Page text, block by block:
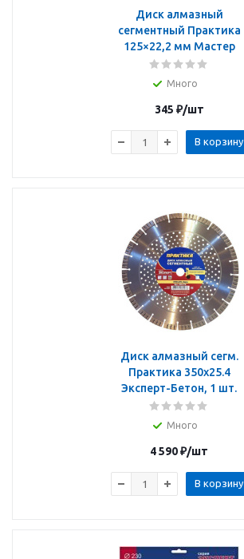
Диск алмазный
сегментный Практика
125×22,2 мм Мастер
Много
345 ₽/шт
В корзину
Диск алмазный сегм.
Практика 350х25.4
Эксперт-Бетон, 1 шт.
Много
4 590₽/шт
В корзину